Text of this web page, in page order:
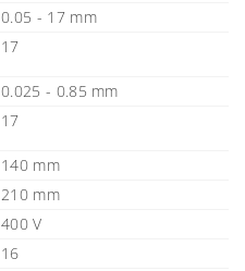
0.05 - 17 mm
17
0.025 - 0.85 mm
17
140 mm
210 mm
400 V
16